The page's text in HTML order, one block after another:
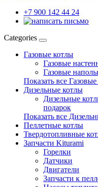
+7 900 142 44 24
Categories
Газовые котлы
Газовые
Газовые
Показать все
Дизельные котлы
Дизельные
подарок
Показать все
Пеллетные котлы
Твердотопливные
Запчасти Kiturami
Горелки
Датчики
Двигатели
Запчасти к